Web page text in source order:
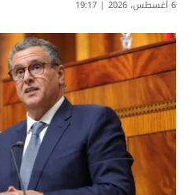
6 أغسطس، 2026 | 19:17